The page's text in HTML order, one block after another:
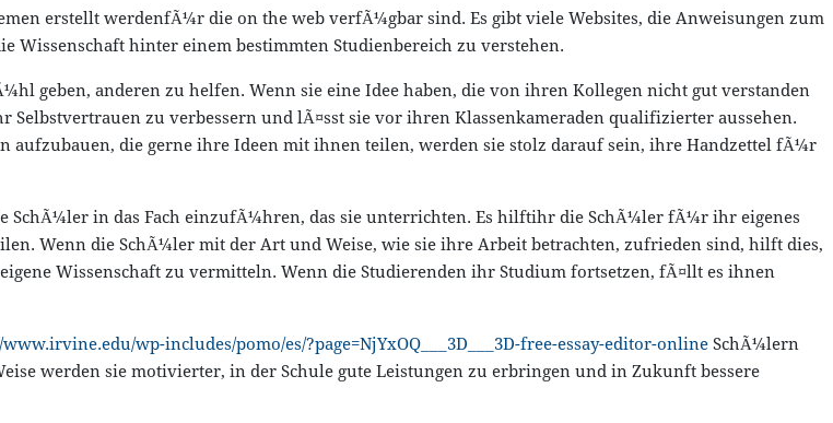
erstellt werdenfÃ¼r die on the web verfÃ¼gbar sind. Es gibt viele Websites, die Anweisungen zum
Wissenschaft hinter einem bestimmten Studienbereich zu verstehen.
geben, anderen zu helfen. Wenn sie eine Idee haben, die von ihren Kollegen nicht gut verstanden
zu verbessern und lÃ¤sst sie vor ihren Klassenkameraden qualifizierter aussehen.
aufzubauen, die gerne ihre Ideen mit ihnen teilen, werden sie stolz darauf sein, ihre Handzettel fÃ¼r
in das Fach einzufÃ¼hren, das sie unterrichten. Es hilftihr die SchÃ¼ler fÃ¼r ihr eigenes
Wenn die SchÃ¼ler mit der Art und Weise, wie sie ihre Arbeit betrachten, zufrieden sind, hilft dies,
Wissenschaft zu vermitteln. Wenn die Studierenden ihr Studium fortsetzen, fÃ¤llt es ihnen
wp-includes/pomo/es/?page=NjYxOQ___3D___3D-free-essay-editor-online SchÃ¼lern
werden sie motivierter, in der Schule gute Leistungen zu erbringen und in Zukunft bessere